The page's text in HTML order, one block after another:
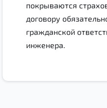
покрываются
договору
гражданской
инженера.